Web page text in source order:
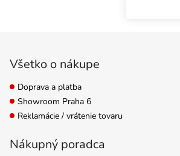
Všetko o nákupe
Doprava a platba
Showroom Praha 6
Reklamácie / vrátenie tovaru
Nákupný poradca